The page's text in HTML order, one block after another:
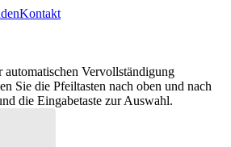
Kontakt
automatischen Vervollständigung
Sie die Pfeiltasten nach oben und nach
die Eingabetaste zur Auswahl.